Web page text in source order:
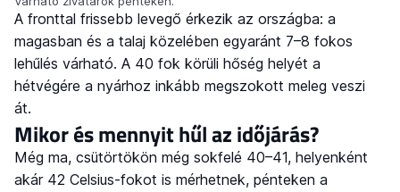
A fronttal frissebb levegő érkezik az országba: a
magasban és a talaj közelében egyaránt 7–8 fokos
lehűlés várható. A 40 fok körüli hőség helyét a
hétvégére a nyárhoz inkább megszokott meleg veszi
át.
Mikor és mennyit hűl az időjárás?
Még ma, csütörtökön még sokfelé 40–41, helyenként
akár 42 Celsius-fokot is mérhetnek, pénteken a